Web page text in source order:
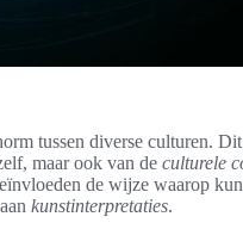
tussen diverse culturen.
maar ook van de culturele
de wijze waarop
kunstinterpretaties.